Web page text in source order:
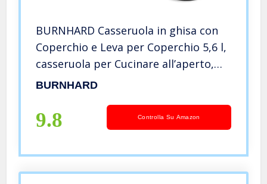
BURNHARD Casseruola in ghisa con
Coperchio e Leva per Coperchio 5,6 l,
casseruola per Cucinare all’aperto,
calderone, pentola in ghisa per Pane,
BURNHARD
9.8 Controlla Su Amazon